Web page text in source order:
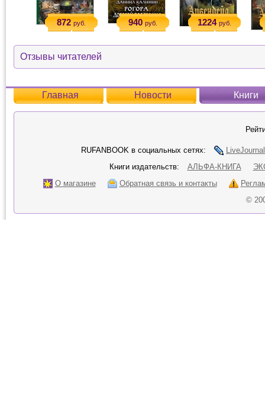
872 руб. 940 руб. 1224 руб.
Отзывы читателей
Главная Новости Книги
RUFANBOOK в социальных сетях:
LiveJournal
Книги издательств:
АЛЬФА-КНИГА
О магазине
Обратная связь и контакты
©